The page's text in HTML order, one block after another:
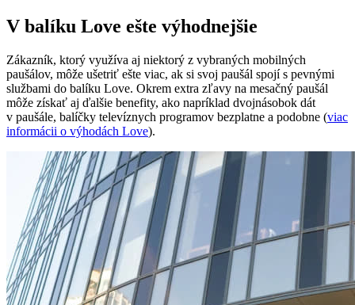
V balíku Love ešte výhodnejšie
Zákazník, ktorý využíva aj niektorý z vybraných mobilných
paušálov, môže ušetriť ešte viac, ak si svoj paušál spojí s pevnými
službami do balíku Love. Okrem extra zľavy na mesačný paušál
môže získať aj ďalšie benefity, ako napríklad dvojnásobok dát
v paušále, balíčky televíznych programov bezplatne a podobne (viac
informácii o výhodách Love).